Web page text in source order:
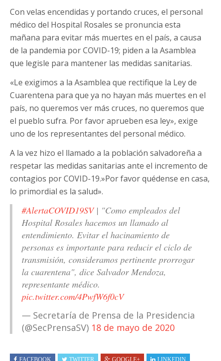
Con velas encendidas y portando cruces, el personal
médico del Hospital Rosales se pronuncia esta
mañana para evitar más muertes en el país, a causa
de la pandemia por COVID-19; piden a la Asamblea
que legisle para mantener las medidas sanitarias.
«Le exigimos a la Asamblea que rectifique la Ley de
Cuarentena para que ya no hayan más muertes en el
país, no queremos ver más cruces, no queremos que
el pueblo sufra. Por favor aprueben esa ley», exige
uno de los representantes del personal médico.
A la vez hizo el llamado a la población salvadoreña a
respetar las medidas sanitarias ante el incremento de
contagios por COVID-19.»Por favor quédense en casa,
lo primordial es la salud».
#AlertaCOVID19SV| "Como empleados del
Hospital Rosales hacemos un llamado al
entendimiento. Evitar el hacinamiento de
personas es importante para reducir el ciclo de
transmisión, consideramos pertinente prorrogar
la cuarentena", dice Salvador Mendoza,
representante médico.
pic.twitter.com/4PwfW6f0cV
— Secretaría de Prensa de la Presidencia
(@SecPrensaSV) 18 de mayo de 2020
FACEBOOK TWITTER GOOGLE+ LINKEDIN